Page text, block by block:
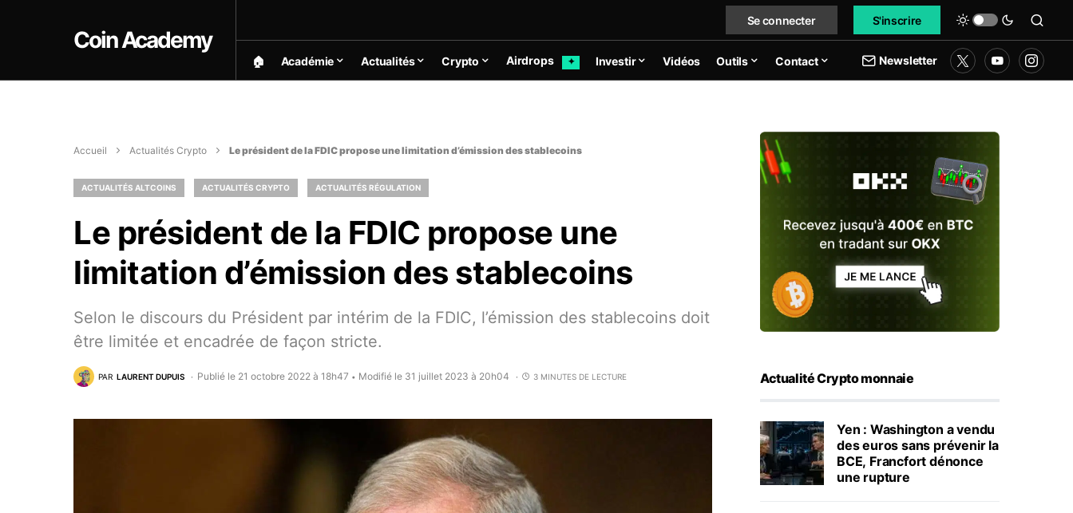
Coin Academy
Se connecter S'inscrire
🏠︎ Académie Actualités Crypto Airdrops ✦ Investir Vidéos Outils Contact Newsletter
Accueil Actualités Crypto Le président de la FDIC propose une limitation d’émission des stablecoins
ACTUALITÉS ALTCOINS ACTUALITÉS CRYPTO ACTUALITÉS RÉGULATION
Le président de la FDIC propose une
limitation d’émission des stablecoins
Selon le discours du Président par intérim de la FDIC, l’émission des stablecoins doit
être limitée et encadrée de façon stricte.
PAR LAURENT DUPUIS Publié le 21 octobre 2022 à 18h47 • Modifié le 31 juillet 2023 à 20h04 3 MINUTES DE LECTURE Actualité Crypto monnaie
Yen : Washington a vendu
des euros sans prévenir la
BCE, Francfort dénonce
une rupture